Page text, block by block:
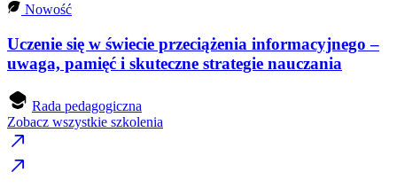
Nowość
Uczenie się w świecie przeciążenia informacyjnego –
uwaga, pamięć i skuteczne strategie nauczania
Rada pedagogiczna
Zobacz wszystkie szkolenia